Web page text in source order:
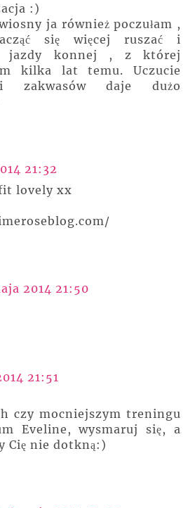
:)
ja również poczułam ,
się więcej ruszać i
jazdy konnej , z której
kilka lat temu. Uczucie
i zakwasów daje dużo
21:32
lovely xx
2014 21:50
21:51
czy mocniejszym treningu
Eveline, wysmaruj się, a
Cię nie dotkną:)